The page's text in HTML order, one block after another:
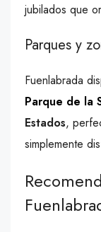
jubilados que
Parques y
Fuenlabrada
Parque de la
Estados,
simplemente